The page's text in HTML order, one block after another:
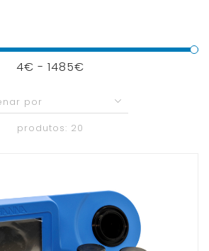
4€ - 1485€
produtos: 20